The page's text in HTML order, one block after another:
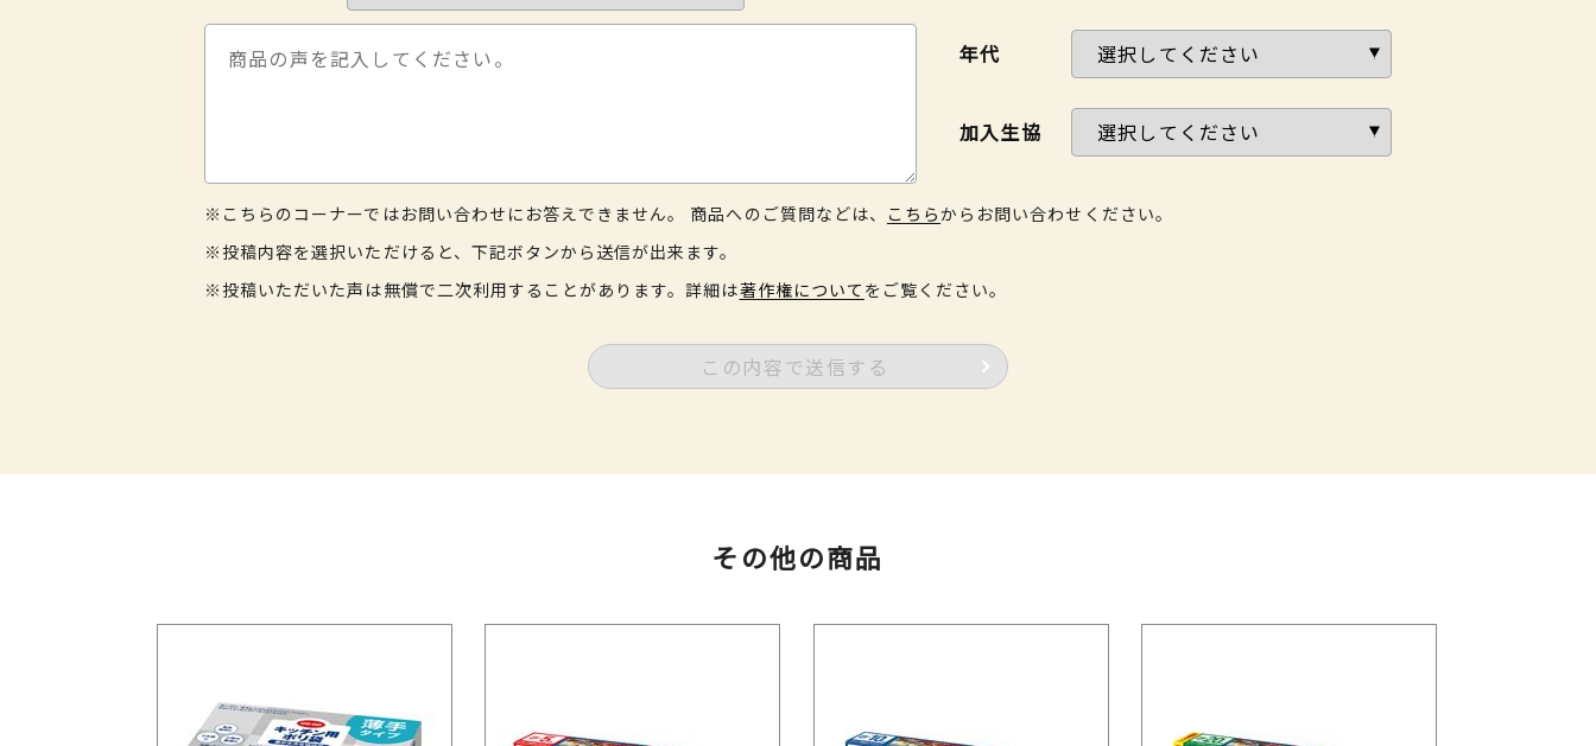
年代
加入生協
※こちらのコーナーではお問い合わせにお答えできません。 商品へのご質問などは、 こちらからお問い合わせください。
※投稿内容を選択いただけると、下記ボタンから送信が出来ます。
※投稿いただいた声は無償で二次利用することがあります。詳細は著作権について をご覧ください。
この内容で送信する
その他の商品